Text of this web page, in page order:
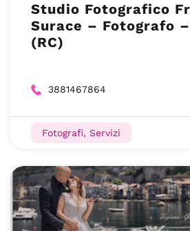
Studio Fotografico
Surace – Fotografo
(RC)
3881467864
Fotografi, Servizi